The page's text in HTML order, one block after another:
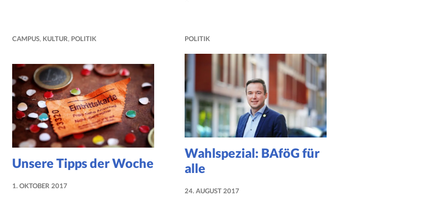
CAMPUS, KULTUR, POLITIK
Unsere Tipps der Woche
1. OKTOBER 2017
POLITIK
Wahlspezial: BAföG für
alle
24. AUGUST 2017